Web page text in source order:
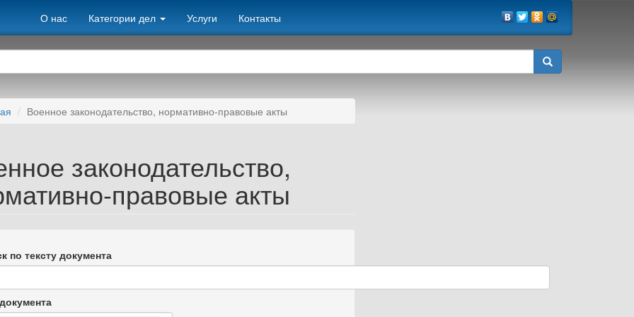
О нас Категории дел Услуги Контакты
Военное законодательство, нормативно-правовые акты
законодательство,
правовые акты
по тексту документа